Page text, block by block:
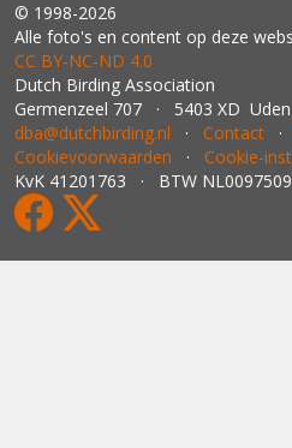
© 1998-2026
Alle foto's en content op deze
CC BY‑NC‑ND 4.0
Dutch Birding Association
Germenzeel 707 · 5403 XD Uden
dba@dutchbirding.nl · Contact ·
Cookievoorwaarden · Cookie-
KvK 41201763 · BTW